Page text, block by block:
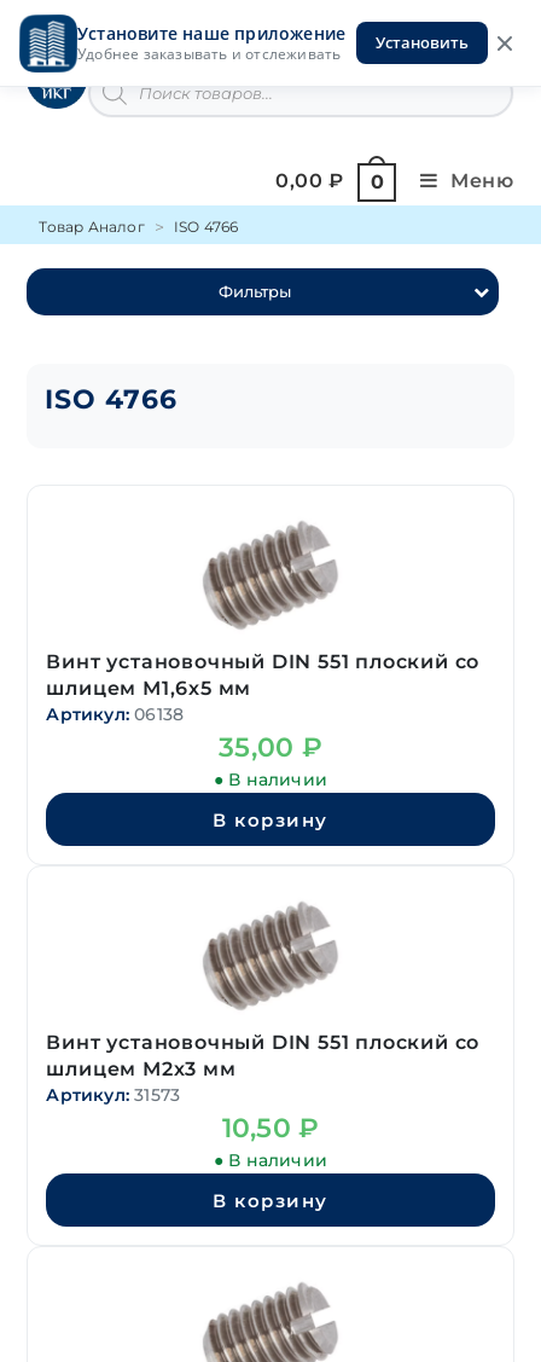
Установите наше приложение
Удобнее заказывать и отслеживать
Установить
Перейти
содержимомуИнструменты на Горской
товаров
0,00₽ 0 Меню
Товар Аналог ISO 4766
Фильтры
ISO 4766
Винт установочный DIN 551 плоский со
шлицем М1,6х5 мм
Артикул: 06138
35,00 ₽
● В наличии
В корзину
Винт установочный DIN 551 плоский со
шлицем М2х3 мм
Артикул: 31573
10,50 ₽
● В наличии
В корзину